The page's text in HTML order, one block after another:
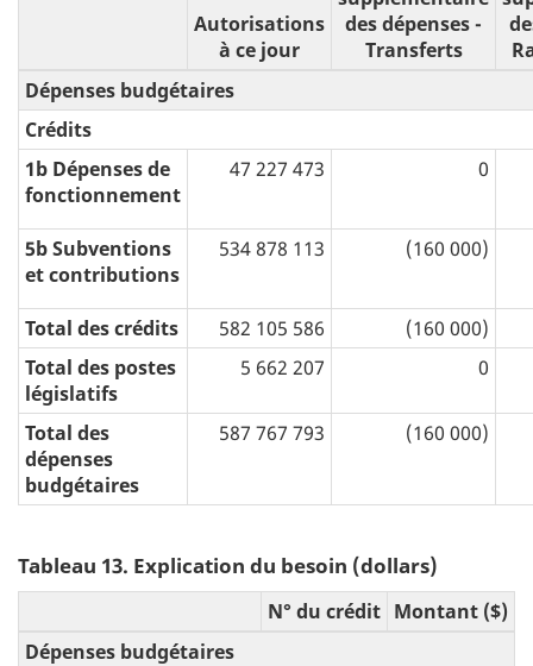
Autorisations
à ce jour
des dépenses -
Transferts
Dépenses budgétaires
Crédits
1b Dépenses de
fonctionnement
47 227 473 0
5b Subventions
et contributions
534 878 113 (160 000)
Total des crédits 582 105 586
(160 000)
Total des postes
législatifs
5 662 207 0
Total des
dépenses
budgétaires
587 767 793 (160 000)
Tableau 13. Explication du besoin (dollars)
N° du crédit Montant ($)
Dépenses budgétaires